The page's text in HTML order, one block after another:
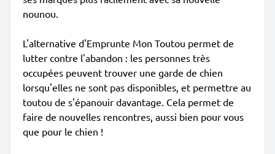
nounou.
L'alternative d'Emprunte Mon Toutou permet de
lutter contre l'abandon : les personnes très
occupées peuvent trouver une garde de chien
lorsqu'elles ne sont pas disponibles, et permettre au
toutou de s'épanouir davantage. Cela permet de
faire de nouvelles rencontres, aussi bien pour vous
que pour le chien !